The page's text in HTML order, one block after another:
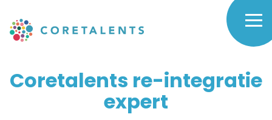
main
Coretalents
re-
integratie
Coretalents re-integratie
expert